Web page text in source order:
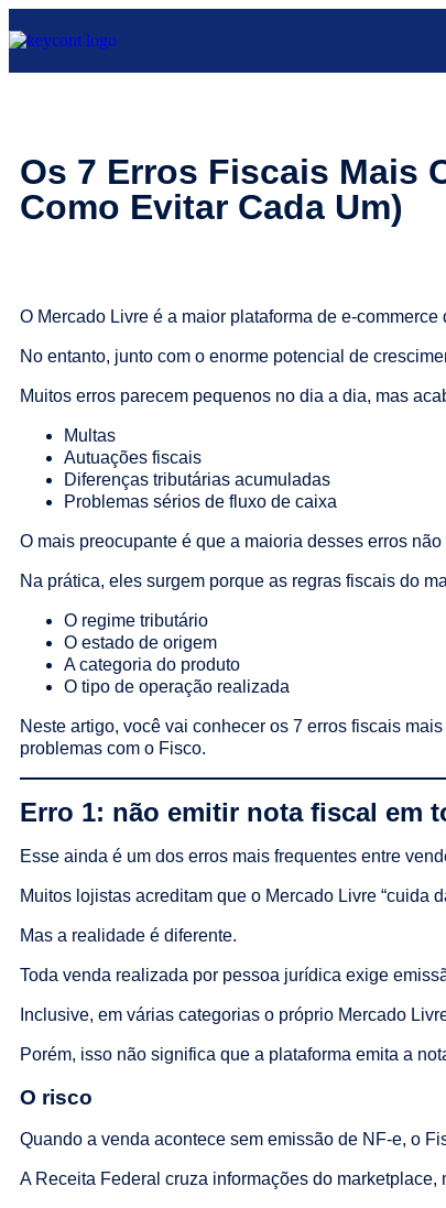
Os 7 Erros Fiscais Mais
Como Evitar Cada Um)
O Mercado Livre é a maior plataforma de e-
No entanto, junto com o enorme potencial de
Muitos erros parecem pequenos no dia a dia, mas
Multas
Autuações fiscais
Diferenças tributárias acumuladas
Problemas sérios de fluxo de caixa
O mais preocupante é que a maioria desses erros
Na prática, eles surgem porque as regras fiscais do
O regime tributário
O estado de origem
A categoria do produto
O tipo de operação realizada
Neste artigo, você vai conhecer os 7 erros fiscais
problemas com o Fisco.
Erro 1: não emitir nota fiscal em
Esse ainda é um dos erros mais frequentes entre
Muitos lojistas acreditam que o Mercado Livre “cuida
Mas a realidade é diferente.
Toda venda realizada por pessoa jurídica exige
Inclusive, em várias categorias o próprio Mercado
Porém, isso não significa que a plataforma emita a
O risco
Quando a venda acontece sem emissão de NF-e, o
A Receita Federal cruza informações do